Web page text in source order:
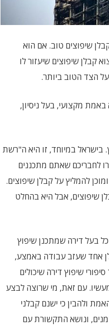
שיפוצים טוב. אם הוא
קבלן שיפוצים שיעזור לו
הצד הטוב ביותר.
מקצועי, בעל ניסיון,
בישראל במיוחד, זו היא ה"רשת
לחבריכם שאתם מתכננים
להמליץ על קבלן שיפוצים.
שיפוצים, אבל היא בהחלט
בעל דירה שמתכנן שיפוץ
אחד שעזב עבודה באמצע,
שיפוץ דירה שיכולים
עם זאת, מי שרוצה לבצע
ולהבין כי ישנם קבלני
ונושא התקשורת עם